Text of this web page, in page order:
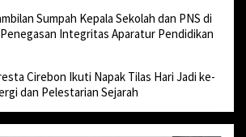
Sumpah Kepala Sekolah dan PNS di
Integritas Aparatur Pendidikan
Cirebon Ikuti Napak Tilas Hari Jadi ke-
dan Pelestarian Sejarah